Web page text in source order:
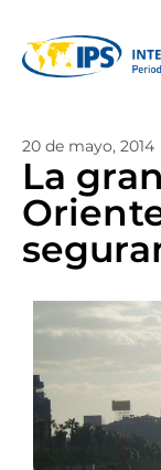
20 de mayo, 2014
La